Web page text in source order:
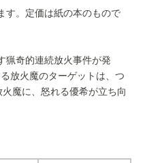
す。定価は紙の本のもので
猟奇的連続放火事件が発
放火魔のターゲットは、つ
魔に、怒れる優希が立ち向